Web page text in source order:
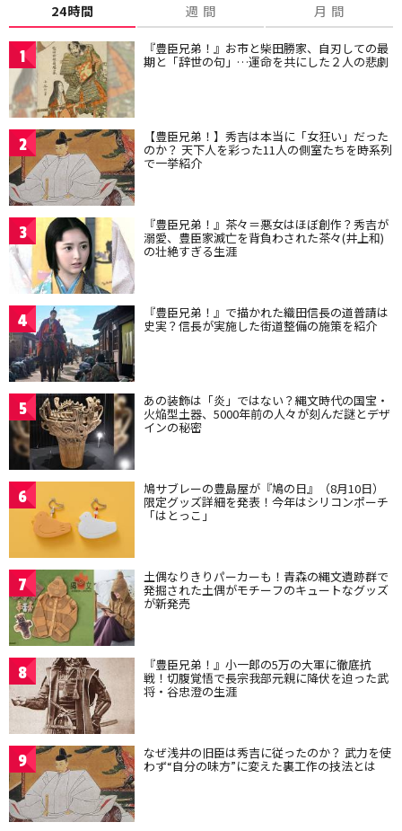
24時間 週 間 月 間
1 『豊臣兄弟！』お市と柴田勝家、自刃しての最
期と「辞世の句」…運命を共にした２人の悲劇
2 【豊臣兄弟！】秀吉は本当に「女狂い」だった
のか？ 天下人を彩った11人の側室たちを時系列
で一挙紹介
3 『豊臣兄弟！』茶々＝悪女はほぼ創作？秀吉が
溺愛、豊臣家滅亡を背負わされた茶々(井上和)
の壮絶すぎる生涯
4 『豊臣兄弟！』で描かれた織田信長の道普請は
史実？信長が実施した街道整備の施策を紹介
5 あの装飾は「炎」ではない？縄文時代の国宝・
火焔型土器、5000年前の人々が刻んだ謎とデザ
インの秘密
6 鳩サブレーの豊島屋が『鳩の日』（8月10日）
限定グッズ詳細を発表！今年はシリコンポーチ
「はとっこ」
7 土偶なりきりパーカーも！青森の縄文遺跡群で
発掘された土偶がモチーフのキュートなグッズ
が新発売
8 『豊臣兄弟！』小一郎の5万の大軍に徹底抗
戦！切腹覚悟で長宗我部元親に降伏を迫った武
将・谷忠澄の生涯
9 なぜ浅井の旧臣は秀吉に従ったのか？ 武力を使
わず“自分の味方”に変えた裏工作の技法とは